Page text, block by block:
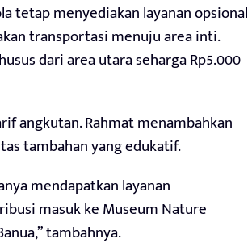
tetap menyediakan layanan opsional
transportasi menuju area inti.
dari area utara seharga Rp5.000
angkutan. Rahmat menambahkan
tambahan yang edukatif.
mendapatkan layanan
masuk ke Museum Nature
tambahnya.